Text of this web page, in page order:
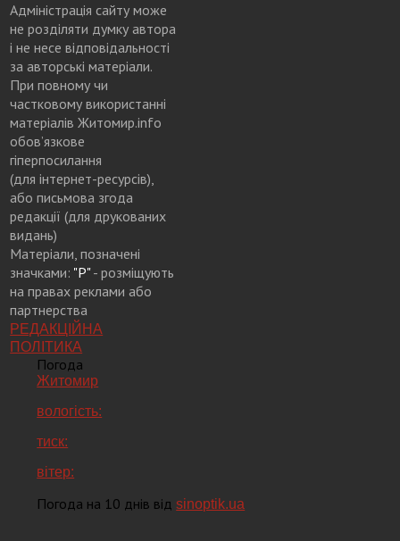
Адміністрація сайту може
не розділяти думку автора
і не несе відповідальності
за авторські матеріали.
При повному чи
частковому використанні
матеріалів Житомир.info
обов’язкове
гіперпосилання
(для інтернет-ресурсів),
або письмова згода
редакції (для друкованих
видань)
Матеріали, позначені
значками: "Р"- розміщують
на правах реклами або
партнерства
РЕДАКЦІЙНА
ПОЛІТИКА
Погода
Житомир
вологість:
тиск:
вітер:
Погода на 10 днів відsinoptik.ua